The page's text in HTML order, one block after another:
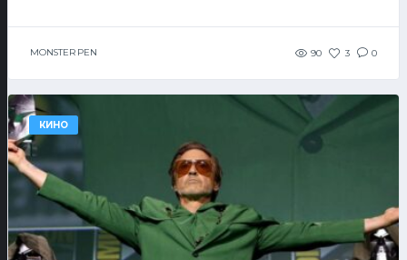
MONSTER PEN 90 3 0
КИНО